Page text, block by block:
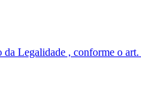
Legalidade , conforme o